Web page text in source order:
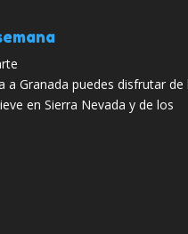
a Granada puedes disfrutar de
en Sierra Nevada y de los